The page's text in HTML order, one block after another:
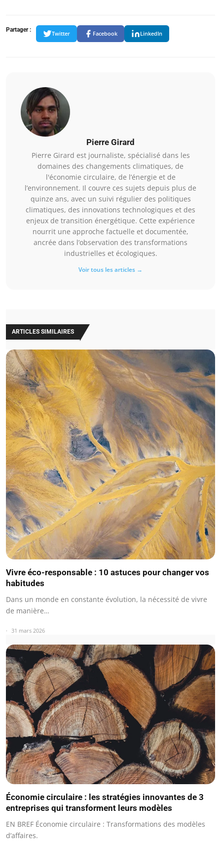
Partager :
Twitter Facebook LinkedIn
Pierre Girard
Pierre Girard est journaliste, spécialisé dans les
domaines des changements climatiques, de
l'économie circulaire, de l’énergie et de
l’environnement. Il couvre ces sujets depuis plus de
quinze ans, avec un suivi régulier des politiques
climatiques, des innovations technologiques et des
enjeux de transition énergétique. Cette expérience
nourrit une approche factuelle et documentée,
ancrée dans l’observation des transformations
industrielles et écologiques.
Voir tous les articles →
ARTICLES SIMILAIRES
Vivre éco-responsable : 10 astuces pour changer vos
habitudes
Dans un monde en constante évolution, la nécessité de vivre
de manière…
31 mars 2026
Économie circulaire : les stratégies innovantes de 3
entreprises qui transforment leurs modèles
EN BREF Économie circulaire : Transformations des modèles
d’affaires.